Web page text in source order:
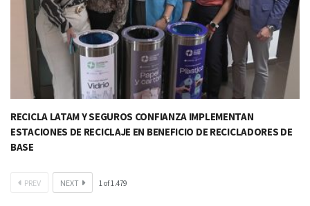
RECICLA LATAM Y SEGUROS CONFIANZA IMPLEMENTAN
ESTACIONES DE RECICLAJE EN BENEFICIO DE RECICLADORES DE
BASE​
PREV NEXT 1of1.479